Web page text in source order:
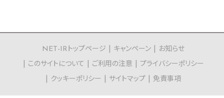
NET-IRトップページ キャンペーン
お知らせ
このサイトについて
ご利用の注意
プライバシーポリシー
クッキーポリシー
サイトマップ 免責事項